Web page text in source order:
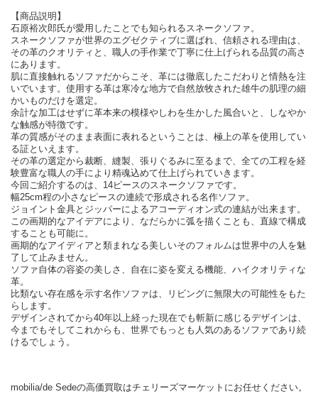
【商品説明】
石原裕次郎氏が愛用したことでも知られるスネークソファ。
スネークソファが世界のエグゼクティブに選ばれ、信頼される理由は、
その革のクオリティと、職人の手作業で丁寧に仕上げられる品質の高さ
にあります。
肌に直接触れるソファだからこそ、革には徹底したこだわりと情熱を注
いでいます。使用する革は寒冷な地方で自然放牧された雄牛の肌理の細
かいものだけを選定。
余計な加工はせずに革本来の模様やしわを生かした風合いと、しなやか
な触感が特徴です。
革の質感がそのまま表面に表れるということは、極上の革を使用してい
る証といえます。
その革の選定から裁断、縫製、張りぐるみに至るまで、全ての工程を経
験豊富な職人の手により精魂込めて仕上げられていきます。
今回ご紹介するのは、14ピースのスネークソファです。
幅25cm程の小さなピースの連続で形成される名作ソファ。
ジョイント金具とジッパーによるアコーディオン式の連結が出来ます。
この画期的なアイデアにより、なだらかに弧を描くことも、直線で構成
することも可能に。
画期的なアイディアと類まれなる美しいそのフォルムは世界中の人を魅
了して止みません。
ソファ自体の容姿の美しさ、自在に姿を変える機能、ハイクオリティな
革。
比類ない存在感を示す名作ソファは、リビングに無限大の可能性をもた
らします。
デザインされてから40年以上経った現在でも斬新に感じるデザインは、
今までもそしてこれからも、世界でもっとも人気のあるソファであり続
けるでしょう。
mobilia/de Sedeの高価買取はチェリーズマーケットにお任せください。